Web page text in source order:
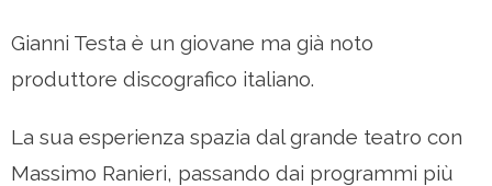
Gianni Testa è un giovane ma già noto
produttore discografico italiano.
La sua esperienza spazia dal grande teatro con
Massimo Ranieri, passando dai programmi più